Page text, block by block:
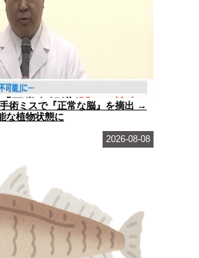
術ミスで『正常な脳』を摘出 →
な植物状態に
2026-08-08